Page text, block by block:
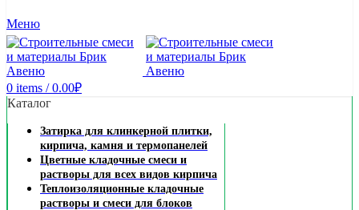
Меню
0 items / 0.00₽
Каталог
Затирка для клинкерной плитки,
кирпича, камня и термопанелей
Цветные кладочные смеси и
растворы для всех видов кирпича
Теплоизоляционные кладочные
растворы и смеси для блоков